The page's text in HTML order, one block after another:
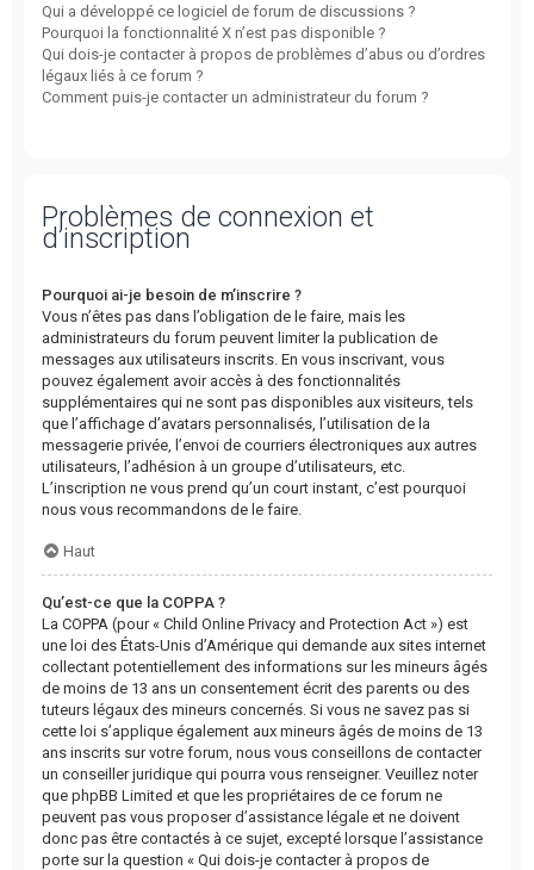
Qui a développé ce logiciel de forum de discussions ?
Pourquoi la fonctionnalité X n’est pas disponible ?
Qui dois-je contacter à propos de problèmes d’abus ou d’ordres
légaux liés à ce forum ?
Comment puis-je contacter un administrateur du forum ?
Problèmes de connexion et
d’inscription
Pourquoi ai-je besoin de m’inscrire ?
Vous n’êtes pas dans l’obligation de le faire, mais les
administrateurs du forum peuvent limiter la publication de
messages aux utilisateurs inscrits. En vous inscrivant, vous
pouvez également avoir accès à des fonctionnalités
supplémentaires qui ne sont pas disponibles aux visiteurs, tels
que l’affichage d’avatars personnalisés, l’utilisation de la
messagerie privée, l’envoi de courriers électroniques aux autres
utilisateurs, l’adhésion à un groupe d’utilisateurs, etc.
L’inscription ne vous prend qu’un court instant, c’est pourquoi
nous vous recommandons de le faire.
Haut
Qu’est-ce que la COPPA ?
La COPPA (pour « Child Online Privacy and Protection Act ») est
une loi des États-Unis d’Amérique qui demande aux sites internet
collectant potentiellement des informations sur les mineurs âgés
de moins de 13 ans un consentement écrit des parents ou des
tuteurs légaux des mineurs concernés. Si vous ne savez pas si
cette loi s’applique également aux mineurs âgés de moins de 13
ans inscrits sur votre forum, nous vous conseillons de contacter
un conseiller juridique qui pourra vous renseigner. Veuillez noter
que phpBB Limited et que les propriétaires de ce forum ne
peuvent pas vous proposer d’assistance légale et ne doivent
donc pas être contactés à ce sujet, excepté lorsque l’assistance
porte sur la question « Qui dois-je contacter à propos de